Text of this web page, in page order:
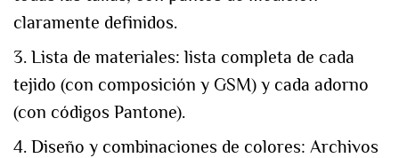
claramente definidos.
3. Lista de materiales: lista completa de cada
tejido (con composición y GSM) y cada adorno
(con códigos Pantone).
4. Diseño y combinaciones de colores: Archivos